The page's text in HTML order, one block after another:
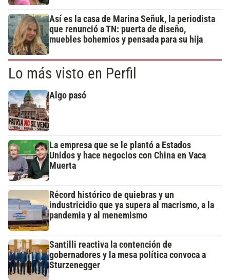
Así es la casa de Marina Señuk, la periodista
que renunció a TN: puerta de diseño,
muebles bohemios y pensada para su hija
Lo más visto en Perfil
Algo pasó
La empresa que se le plantó a Estados
Unidos y hace negocios con China en Vaca
Muerta
Récord histórico de quiebras y un
industricidio que ya supera al macrismo, a la
pandemia y al menemismo
Santilli reactiva la contención de
gobernadores y la mesa política convoca a
Sturzenegger